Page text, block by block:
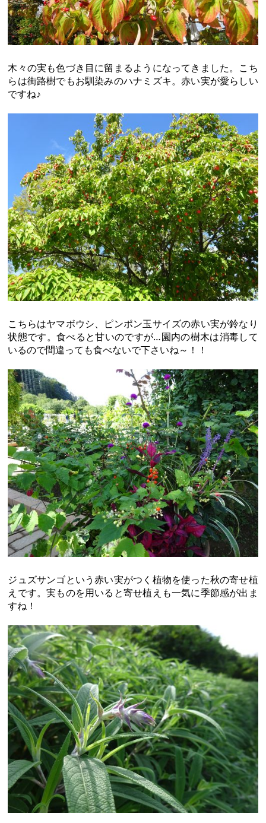
木々の実も色づき目に留まるようになってきました。こち
らは街路樹でもお馴染みのハナミズキ。赤い実が愛らしい
ですね♪
こちらはヤマボウシ、ピンポン玉サイズの赤い実が鈴なり
状態です。食べると甘いのですが…園内の樹木は消毒して
いるので間違っても食べないで下さいね～！！
ジュズサンゴという赤い実がつく植物を使った秋の寄せ植
えです。実ものを用いると寄せ植えも一気に季節感が出ま
すね！